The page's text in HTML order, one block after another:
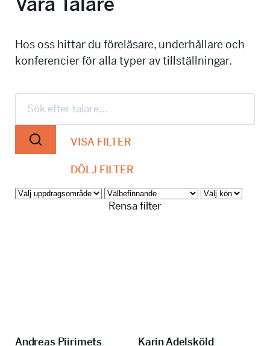
info@talkingminds.se
Hos oss hittar du föreläsare, underhållare och
konferencier för alla typer av tillställningar.
VISA FILTER
DÖLJ FILTER
Rensa filter
Andreas Piirimets
Karin Adelsköld